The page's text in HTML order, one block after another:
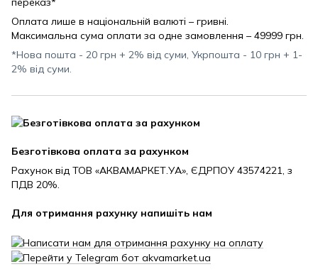
Оплата лише в національній валюті – гривні.
Максимальна сума оплати за одне замовлення – 49999 грн.
*Нова пошта - 20 грн + 2% від суми, Укрпошта - 10 грн + 1-
2% від суми.
Безготівкова оплата за рахунком
Рахунок від ТОВ «АКВАМАРКЕТ.УА», ЄДРПОУ 43574221, з
ПДВ 20%.
Для отримання рахунку напишіть нам